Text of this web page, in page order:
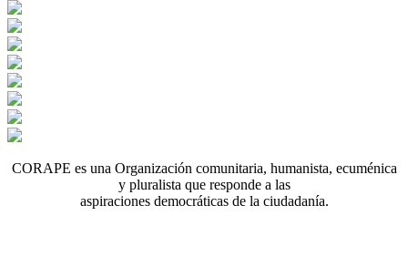
CORAPE es una Organización comunitaria, humanista, ecuménica
y pluralista que responde a las
aspiraciones democráticas de la ciudadanía.